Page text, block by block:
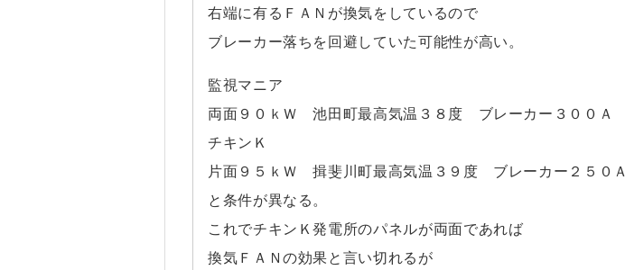
右端に有るＦＡＮが換気をしているので
ブレーカー落ちを回避していた可能性が高い。
監視マニア
両面９０ｋＷ 池田町最高気温３８度 ブレーカー３００Ａ
チキンＫ
片面９５ｋＷ 揖斐川町最高気温３９度 ブレーカー２５０Ａ
と条件が異なる。
これでチキンＫ発電所のパネルが両面であれば
換気ＦＡＮの効果と言い切れるが